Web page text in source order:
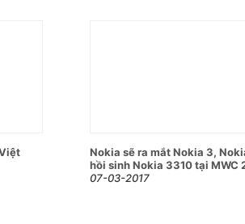
Nokia sẽ ra mắt Nokia 3,
hồi sinh Nokia 3310 tại MWC
07-03-2017